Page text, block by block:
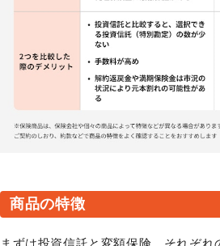
商品の特徴